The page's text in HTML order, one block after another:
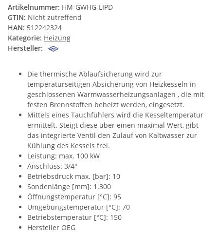
Artikelnummer: HM-GWHG-LIPD
GTIN: Nicht zutreffend
HAN: 512242324
Kategorie: Heizung
Hersteller:
Die thermische Ablaufsicherung wird zur
temperaturseitigen Absicherung von Heizkesseln in
geschlossenen Warmwasserheizungsanlagen , die mit
festen Brennstoffen beheizt werden, eingesetzt.
Mittels eines Tauchfühlers wird die Kesseltemperatur
ermittelt. Steigt diese über einen maximal Wert, gibt
das integrierte Ventil den Zulauf von Kaltwasser zur
Kühlung des Kessels frei.
Leistung: max. 100 kW
Anschluss: 3/4"
Betriebsdruck max. [bar]: 10
Sondenlänge [mm]: 1.300
Öffnungstemperatur [°C]: 95
Umgebungstemperatur [°C]: 70
Betriebstemperatur [°C]: 150
Hersteller OEG